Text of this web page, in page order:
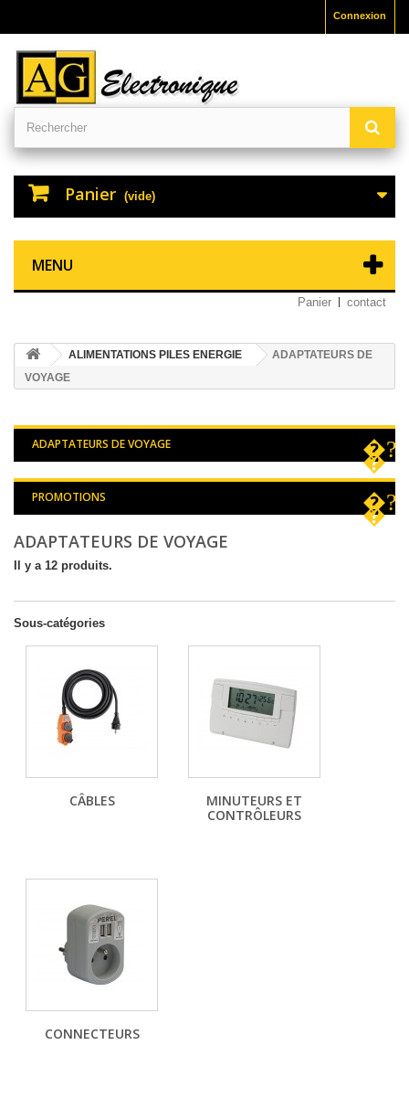
Connexion
Panier (vide)
MENU
Panier contact
ALIMENTATIONS PILES ENERGIE
ADAPTATEURS DE
VOYAGE
ADAPTATEURS DE VOYAGE
PROMOTIONS
ADAPTATEURS DE VOYAGE
Il y a 12 produits.
Sous-catégories
CÂBLES
MINUTEURS ET
CONTRÔLEURS
CONNECTEURS